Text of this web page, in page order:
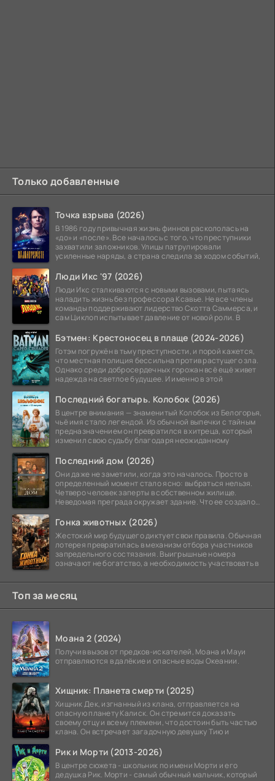
Только добавленные
Точка взрыва (2026)
В 1986 году привычная жизнь финнов раскололась на
«до» и «после». Все началось с того, что преступники
захватили заложников. Улицы патрулировали
усиленные наряды, а страна следила за ходом событий,
Люди Икс '97 (2026)
Люди Икс сталкиваются с новыми вызовами, пытаясь
наладить жизнь без профессора Ксавье. Не все члены
команды поддерживают лидерство Скотта Саммерса, и
сам Циклоп испытывает давление от новой роли. В
Бэтмен: Крестоносец в плаще (2024-2026)
Готэм погружён в тьму преступности, и порой кажется,
что местная полиция бессильна против растущего зла.
Однако среди добросердечных горожан всё ещё живет
надежда на светлое будущее. И именно в этой
Последний богатырь. Колобок (2026)
В центре внимания — знаменитый Колобок из Белогорья,
чьё имя стало легендой. Из обычной выпечки с тайным
предназначением он превратился в хитреца, который
изменил свою судьбу благодаря неожиданному
Последний дом (2026)
Они даже не заметили, когда это началось. Просто в
определенный момент стало ясно: выбраться нельзя.
Четверо человек заперты в собственном жилище.
Неведомая преграда окружает здание. Что ее создало
Гонка животных (2026)
Жестокий мир будущего диктует свои правила. Обычная
лотерея превратилась в механизм отбора участников
запредельного состязания. Выигрышные номера
означают не богатство, а необходимость участвовать в
Топ за месяц
Моана 2 (2024)
Получив вызов от предков-искателей, Моана и Мауи
отправляются в далёкие и опасные воды Океании.
Хищник: Планета смерти (2025)
Хищник Дек, изгнанный из клана, отправляется на
опасную планету Калиск. Он стремится доказать
своему отцу и всему племени, что достоин быть частью
клана. Он встречает загадочную девушку Тию и
Рик и Морти (2013-2026)
В центре сюжета - школьник по имени Морти и его
дедушка Рик. Морти - самый обычный мальчик, который